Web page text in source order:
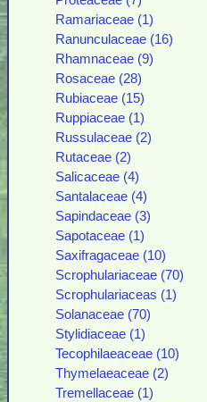
Ramariaceae (1)
Ranunculaceae (16)
Rhamnaceae (9)
Rosaceae (28)
Rubiaceae (15)
Ruppiaceae (1)
Russulaceae (2)
Rutaceae (2)
Salicaceae (4)
Santalaceae (4)
Sapindaceae (3)
Sapotaceae (1)
Saxifragaceae (10)
Scrophulariaceae (70)
Scrophulariaceas (1)
Solanaceae (70)
Stylidiaceae (1)
Tecophilaeaceae (10)
Thymelaeaceae (2)
Tremellaceae (1)